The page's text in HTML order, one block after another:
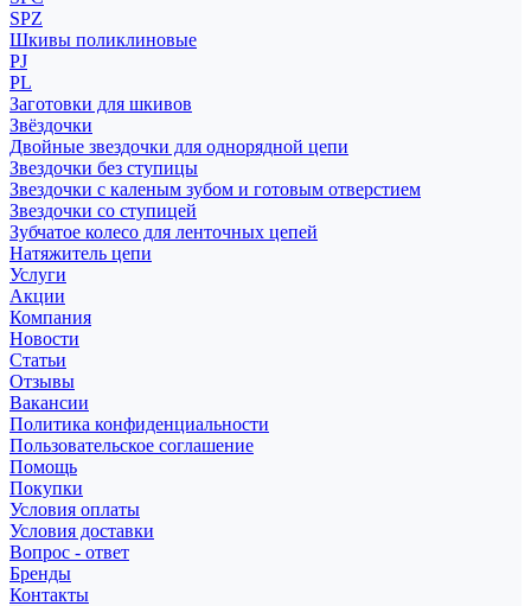
SPZ
Шкивы поликлиновые
PJ
PL
Заготовки для шкивов
Звёздочки
Двойные звездочки для однорядной цепи
Звездочки без ступицы
Звездочки с каленым зубом и готовым отверстием
Звездочки со ступицей
Зубчатое колесо для ленточных цепей
Натяжитель цепи
Услуги
Акции
Компания
Новости
Статьи
Отзывы
Вакансии
Политика конфиденциальности
Пользовательское соглашение
Помощь
Покупки
Условия оплаты
Условия доставки
Вопрос - ответ
Бренды
Контакты